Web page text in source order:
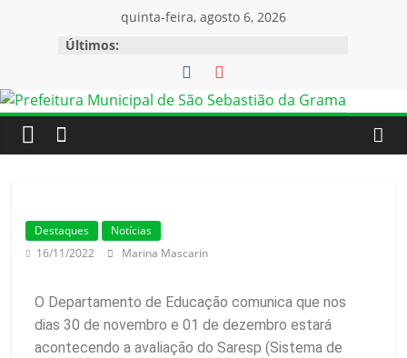
quinta-feira, agosto 6, 2026
Últimos:
Destaques
Notícias
16/11/2022
Marina Mascarin
O Departamento de Educação comunica que nos
dias 30 de novembro e 01 de dezembro estará
acontecendo a avaliação do Saresp (Sistema de